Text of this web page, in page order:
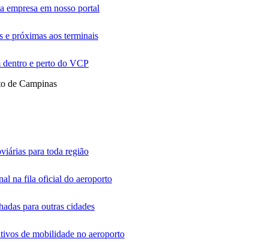
empresa em nosso portal
e próximas aos terminais
dentro e perto do VCP
de Campinas
para toda região
na fila oficial do aeroporto
para outras cidades
de mobilidade no aeroporto